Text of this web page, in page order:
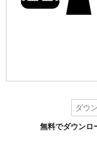
無料でダウンロ